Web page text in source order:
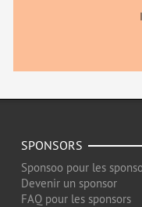
SPONSORS
Sponsoo pour les
Devenir un sponsor
FAQ pour les sponsors